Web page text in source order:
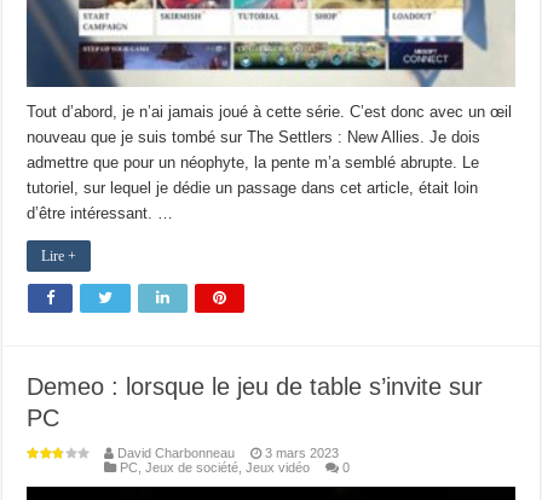
Tout d’abord, je n’ai jamais joué à cette série. C’est donc avec un œil
nouveau que je suis tombé sur The Settlers : New Allies. Je dois
admettre que pour un néophyte, la pente m’a semblé abrupte. Le
tutoriel, sur lequel je dédie un passage dans cet article, était loin
d’être intéressant. …
Lire +
Demeo : lorsque le jeu de table s’invite sur
PC
David Charbonneau
3 mars 2023
PC ,Jeux de société ,Jeux vidéo 0